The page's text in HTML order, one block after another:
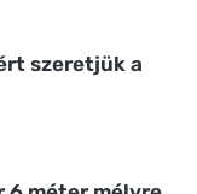
szeretjük a